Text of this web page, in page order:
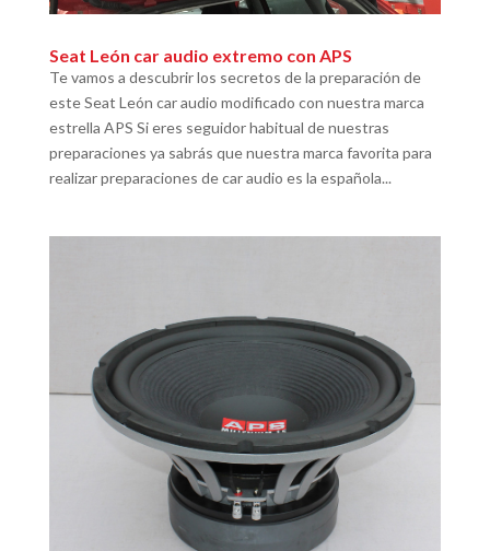
Seat León car audio extremo con APS
Te vamos a descubrir los secretos de la preparación de
este Seat León car audio modificado con nuestra marca
estrella APS Si eres seguidor habitual de nuestras
preparaciones ya sabrás que nuestra marca favorita para
realizar preparaciones de car audio es la española...